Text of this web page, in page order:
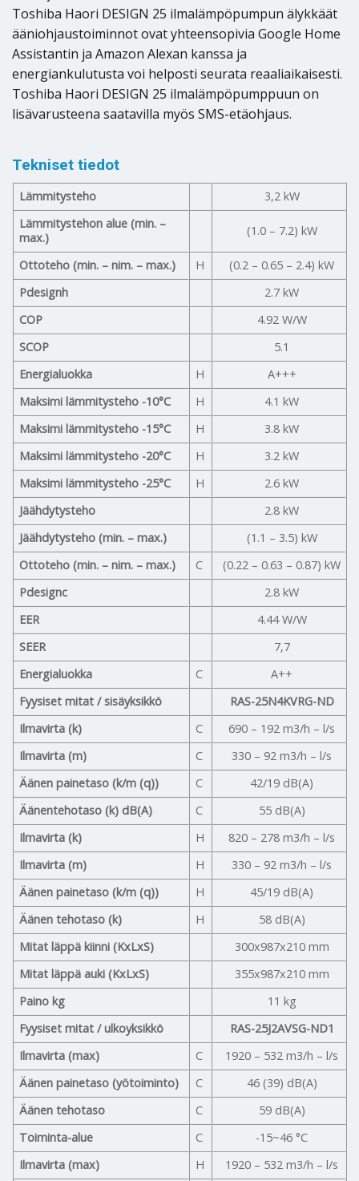
Toshiba Haori DESIGN 25 ilmalämpöpumpun älykkäät
ääniohjaustoiminnot ovat yhteensopivia Google Home
Assistantin ja Amazon Alexan kanssa ja
energiankulutusta voi helposti seurata reaaliaikaisesti.
Toshiba Haori DESIGN 25 ilmalämpöpumppuun on
lisävarusteena saatavilla myös SMS-etäohjaus.
Tekniset tiedot
Lämmitysteho
3,2 kW
Lämmitystehon alue (min. –
max.)
(1.0 – 7.2) kW
Ottoteho (min. – nim. – max.) H
(0.2 – 0.65 – 2.4) kW
Pdesignh
2.7 kW
COP
4.92 W/W
SCOP
5.1
Energialuokka
H
A+++
Maksimi lämmitysteho -10°C
H
4.1 kW
Maksimi lämmitysteho -15°C
H
3.8 kW
Maksimi lämmitysteho -20°C
H
3.2 kW
Maksimi lämmitysteho -25°C
H
2.6 kW
Jäähdytysteho
2.8 kW
Jäähdytysteho (min. – max.)
(1.1 – 3.5) kW
Ottoteho (min. – nim. – max.)
C
(0.22 – 0.63 – 0.87) kW
Pdesignc
2.8 kW
EER
4.44 W/W
SEER
7,7
Energialuokka
C
A++
Fyysiset mitat / sisäyksikkö
RAS-25N4KVRG-ND
Ilmavirta (k)
C
690 – 192 m3/h – l/s
Ilmavirta (m)
C
330 – 92 m3/h – l/s
Äänen painetaso (k/m (q))
C
42/19 dB(A)
Äänentehotaso (k) dB(A)
C
55 dB(A)
Ilmavirta (k)
H
820 – 278 m3/h – l/s
Ilmavirta (m)
H
330 – 92 m3/h – l/s
Äänen painetaso (k/m (q))
H
45/19 dB(A)
Äänen tehotaso (k)
H
58 dB(A)
Mitat läppä kiinni (KxLxS)
300x987x210 mm
Mitat läppä auki (KxLxS)
355x987x210 mm
Paino kg
11 kg
Fyysiset mitat / ulkoyksikkö
RAS-25J2AVSG-ND1
Ilmavirta (max)
C
1920 – 532 m3/h – l/s
Äänen painetaso (yötoiminto)
C
46 (39) dB(A)
Äänen tehotaso
C
59 dB(A)
Toiminta-alue
C
-15~46 °C
Ilmavirta (max)
H
1920 – 532 m3/h – l/s